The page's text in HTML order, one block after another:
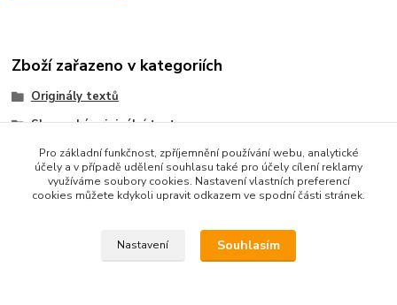
Zboží zařazeno v kategoriích
Originály textů
Slovenské originální texty
Upravit sběr cookies.
Pro základní funkčnost, zpříjemnění používání webu, analytické
účely a v případě udělení souhlasu také pro účely cílení reklamy
využíváme soubory cookies. Nastavení vlastních preferencí
cookies můžete kdykoli upravit odkazem ve spodní části stránek.
Nastavení Souhlasím